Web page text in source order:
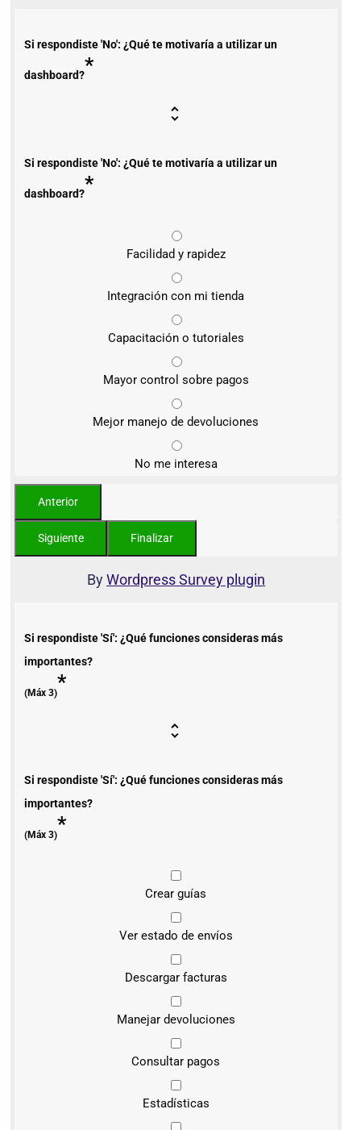
Si respondiste 'No': ¿Qué te motivaría a utilizar un
dashboard?*
Si respondiste 'No': ¿Qué te motivaría a utilizar un
dashboard?*
Facilidad y rapidez
Integración con mi tienda
Capacitación o tutoriales
Mayor control sobre pagos
Mejor manejo de devoluciones
No me interesa
ByWordpress Survey plugin
Si respondiste 'Sí': ¿Qué funciones consideras más
importantes?
(Máx 3)*
Si respondiste 'Sí': ¿Qué funciones consideras más
importantes?
(Máx 3)*
Crear guías
Ver estado de envíos
Descargar facturas
Manejar devoluciones
Consultar pagos
Estadísticas